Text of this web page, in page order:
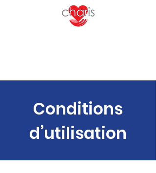
Conditions
d’utilisation